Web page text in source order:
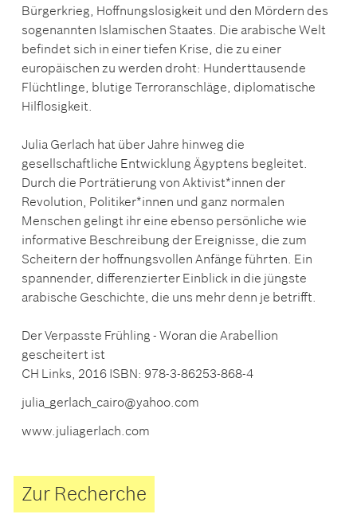
Bürgerkrieg, Hoffnungslosigkeit und den Mördern des
sogenannten Islamischen Staates. Die arabische Welt
befindet sich in einer tiefen Krise, die zu einer
europäischen zu werden droht: Hunderttausende
Flüchtlinge, blutige Terroranschläge, diplomatische
Hilflosigkeit.
Julia Gerlach hat über Jahre hinweg die
gesellschaftliche Entwicklung Ägyptens begleitet.
Durch die Porträtierung von Aktivist*innen der
Revolution, Politiker*innen und ganz normalen
Menschen gelingt ihr eine ebenso persönliche wie
informative Beschreibung der Ereignisse, die zum
Scheitern der hoffnungsvollen Anfänge führten. Ein
spannender, differenzierter Einblick in die jüngste
arabische Geschichte, die uns mehr denn je betrifft.
Der Verpasste Frühling - Woran die Arabellion
gescheitert ist
CH Links, 2016 ISBN: 978-3-86253-868-4
julia_gerlach_cairo@yahoo.com
www.juliagerlach.com
Zur Recherche